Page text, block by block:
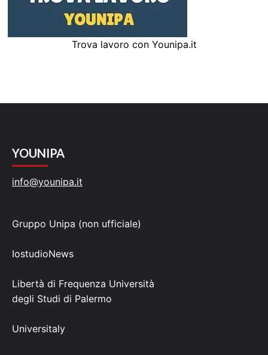
Trova lavoro con Younipa.it
YOUNIPA
info@younipa.it
Gruppo Unipa (non ufficiale)
IostudioNews
Libertà di Frequenza Università
degli Studi di Palermo
Universitaly